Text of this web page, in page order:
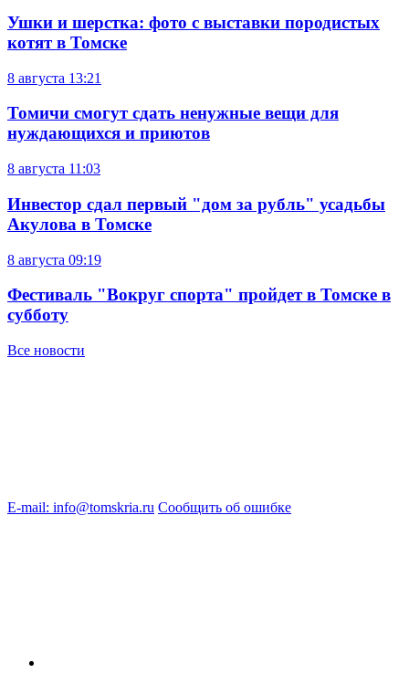
Ушки и шерстка: фото с выставки породистых
котят в Томске
8 августа 13:21
Томичи смогут сдать ненужные вещи для
нуждающихся и приютов
8 августа 11:03
Инвестор сдал первый "дом за рубль" усадьбы
Акулова в Томске
8 августа 09:19
Фестиваль "Вокруг спорта" пройдет в Томске в
субботу
Все новости
E-mail: info@tomskria.ru Сообщить об ошибке